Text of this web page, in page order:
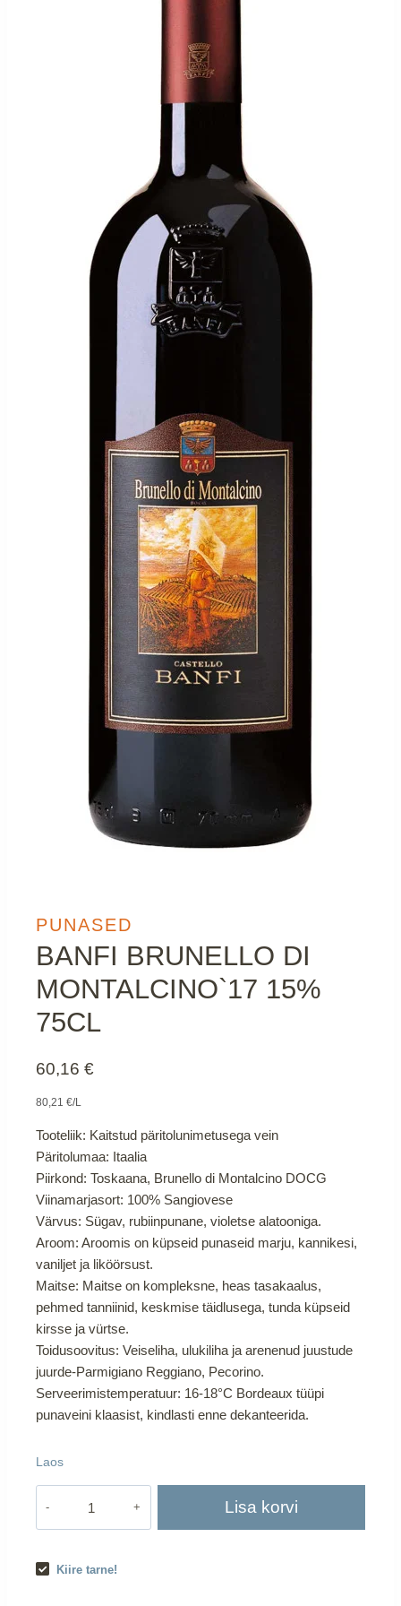
PUNASED
BANFI BRUNELLO DI
MONTALCINO`17 15%
75CL
60,16 €
80,21 €/L
Tooteliik: Kaitstud päritolunimetusega vein
Päritolumaa: Itaalia
Piirkond: Toskaana, Brunello di Montalcino DOCG
Viinamarjasort: 100% Sangiovese
Värvus: Sügav, rubiinpunane, violetse alatooniga.
Aroom: Aroomis on küpseid punaseid marju, kannikesi,
vaniljet ja liköörsust.
Maitse: Maitse on kompleksne, heas tasakaalus,
pehmed tanniinid, keskmise täidlusega, tunda küpseid
kirsse ja vürtse.
Toidusoovitus: Veiseliha, ulukiliha ja arenenud juustude
juurde-Parmigiano Reggiano, Pecorino.
Serveerimistemperatuur: 16-18°C Bordeaux tüüpi
punaveini klaasist, kindlasti enne dekanteerida.
Laos
BRUNELLO
MONTALCINO`17
Lisa korvi
Kiire tarne!